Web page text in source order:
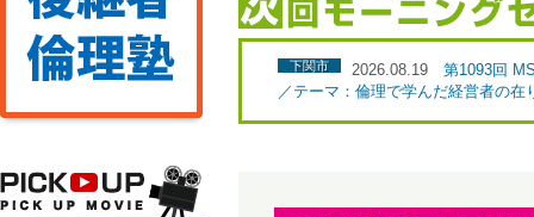
下関市 2026.08.19
第1093回
／テーマ：倫理で学んだ経営者の在